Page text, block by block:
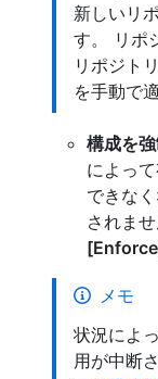
新しいリ
す。 リポ
リポジト
を手動で
構成を
によっ
できな
されま
メモ
状況によ
用が中断